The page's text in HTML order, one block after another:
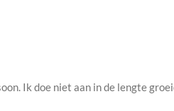
Ik doe niet aan in de lengte